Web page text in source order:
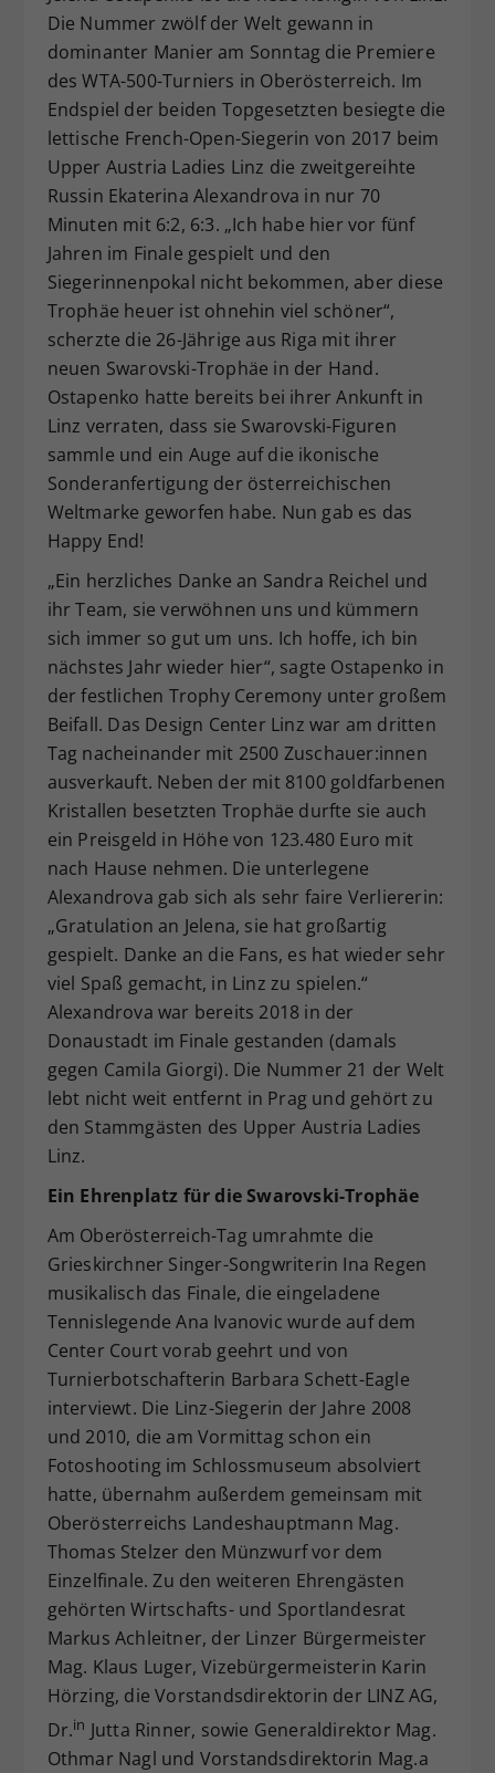
Die Nummer zwölf der Welt gewann in
dominanter Manier am Sonntag die Premiere
des WTA-500-Turniers in Oberösterreich. Im
Endspiel der beiden Topgesetzten besiegte die
lettische French-Open-Siegerin von 2017 beim
Upper Austria Ladies Linz die zweitgereihte
Russin Ekaterina Alexandrova in nur 70
Minuten mit 6:2, 6:3. „Ich habe hier vor fünf
Jahren im Finale gespielt und den
Siegerinnenpokal nicht bekommen, aber diese
Trophäe heuer ist ohnehin viel schöner“,
scherzte die 26-Jährige aus Riga mit ihrer
neuen Swarovski-Trophäe in der Hand.
Ostapenko hatte bereits bei ihrer Ankunft in
Linz verraten, dass sie Swarovski-Figuren
sammle und ein Auge auf die ikonische
Sonderanfertigung der österreichischen
Weltmarke geworfen habe. Nun gab es das
Happy End!
„Ein herzliches Danke an Sandra Reichel und
ihr Team, sie verwöhnen uns und kümmern
sich immer so gut um uns. Ich hoffe, ich bin
nächstes Jahr wieder hier“, sagte Ostapenko in
der festlichen Trophy Ceremony unter großem
Beifall. Das Design Center Linz war am dritten
Tag nacheinander mit 2500 Zuschauer:innen
ausverkauft. Neben der mit 8100 goldfarbenen
Kristallen besetzten Trophäe durfte sie auch
ein Preisgeld in Höhe von 123.480 Euro mit
nach Hause nehmen. Die unterlegene
Alexandrova gab sich als sehr faire Verliererin:
„Gratulation an Jelena, sie hat großartig
gespielt. Danke an die Fans, es hat wieder sehr
viel Spaß gemacht, in Linz zu spielen.“
Alexandrova war bereits 2018 in der
Donaustadt im Finale gestanden (damals
gegen Camila Giorgi). Die Nummer 21 der Welt
lebt nicht weit entfernt in Prag und gehört zu
den Stammgästen des Upper Austria Ladies
Linz.
Ein Ehrenplatz für die Swarovski-Trophäe
Am Oberösterreich-Tag umrahmte die
Grieskirchner Singer-Songwriterin Ina Regen
musikalisch das Finale, die eingeladene
Tennislegende Ana Ivanovic wurde auf dem
Center Court vorab geehrt und von
Turnierbotschafterin Barbara Schett-Eagle
interviewt. Die Linz-Siegerin der Jahre 2008
und 2010, die am Vormittag schon ein
Fotoshooting im Schlossmuseum absolviert
hatte, übernahm außerdem gemeinsam mit
Oberösterreichs Landeshauptmann Mag.
Thomas Stelzer den Münzwurf vor dem
Einzelfinale. Zu den weiteren Ehrengästen
gehörten Wirtschafts- und Sportlandesrat
Markus Achleitner, der Linzer Bürgermeister
Mag. Klaus Luger, Vizebürgermeisterin Karin
Hörzing, die Vorstandsdirektorin der LINZ AG,
Dr.in Jutta Rinner, sowie Generaldirektor Mag.
Othmar Nagl und Vorstandsdirektorin Mag.a
Zweck
Dieser Wert speichert Ihre Consent-
Einstellungen. Unter anderem eine
zufällig generierte ID, für die
historische Speicherung Ihrer
vorgenommen Einstellungen, falls der
Webseiten-Betreiber dies eingestellt
hat.